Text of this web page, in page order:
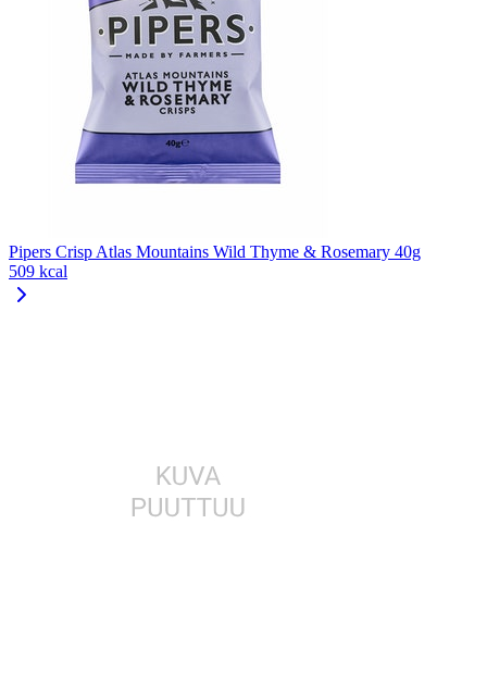
Pipers Crisp Atlas Mountains Wild Thyme & Rosemary 40g
509 kcal